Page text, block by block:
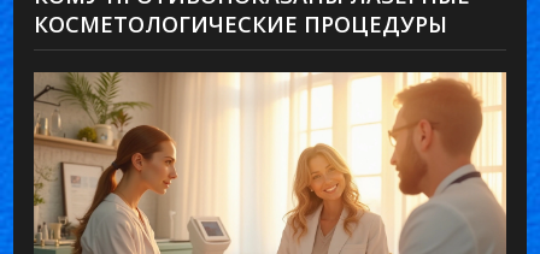
КОСМЕТОЛОГИЧЕСКИЕ ПРОЦЕДУРЫ